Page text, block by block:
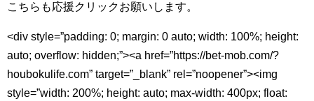
こちらも応援クリックお願いします。
<div style=”padding: 0; margin: 0 auto; width: 100%; height:
auto; overflow: hidden;”><a href=”https://bet-mob.com/?
houbokulife.com” target=”_blank” rel=”noopener”><img
style=”width: 200%; height: auto; max-width: 400px; float: